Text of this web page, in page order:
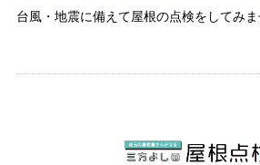
台風・地震に備えて屋根の点検をしてみま